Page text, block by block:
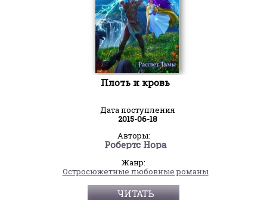
Плоть и кровь
Дата поступления
2015-06-18
Авторы:
Робертс Нора
Жанр:
Остросюжетные любовные романы
ЧИТАТЬ